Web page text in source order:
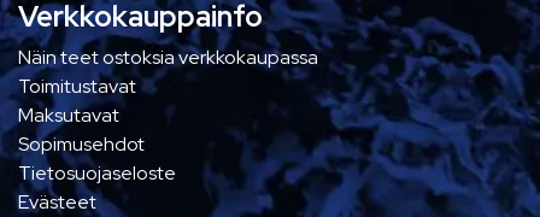
Verkkokauppainfo
Näin teet ostoksia verkkokaupassa
Toimitustavat
Maksutavat
Sopimusehdot
Tietosuojaseloste
Evästeet